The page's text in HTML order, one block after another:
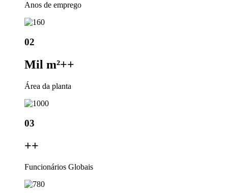
Anos de emprego
02
Mil m²++
Área da planta
03
++
Funcionários Globais